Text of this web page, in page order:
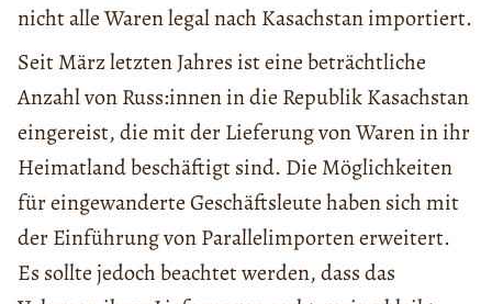
nicht alle Waren legal nach Kasachstan importiert.
Seit März letzten Jahres ist eine beträchtliche
Anzahl von Russ:innen in die Republik Kasachstan
eingereist, die mit der Lieferung von Waren in ihr
Heimatland beschäftigt sind. Die Möglichkeiten
für eingewanderte Geschäftsleute haben sich mit
der Einführung von Parallelimporten erweitert.
Es sollte jedoch beachtet werden, dass das